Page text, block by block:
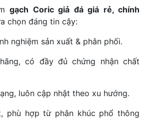
gạch Coric giả đá giá rẻ, chính
chọn đáng tin cậy:
nghiệm sản xuất & phân phối.
có đầy đủ chứng nhận chất
luôn cập nhật theo xu hướng.
phù hợp từ phân khúc phổ thông